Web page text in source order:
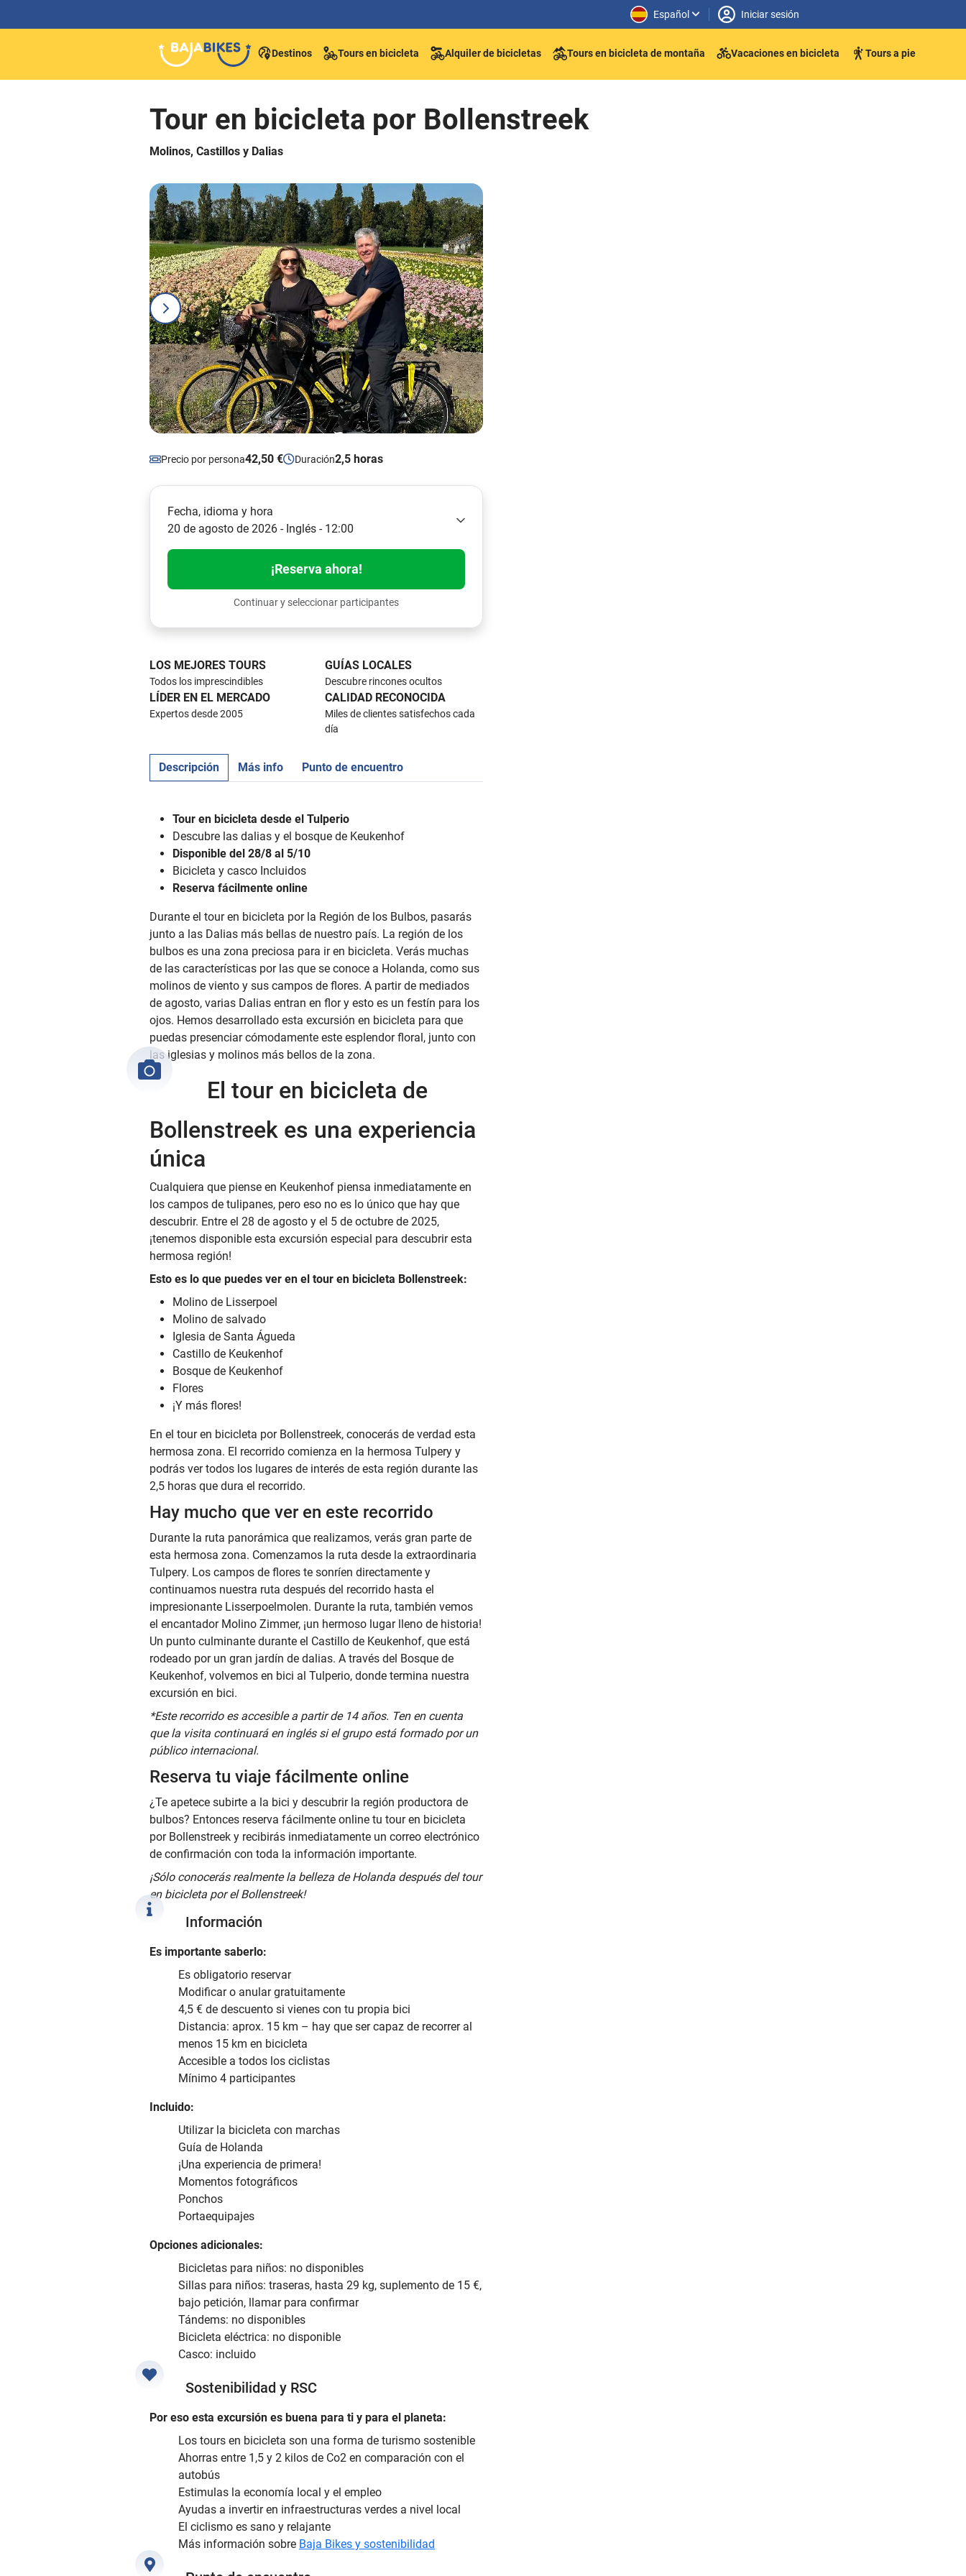
Español Iniciar sesión
Destinos Tours en bicicleta Alquiler de bicicletas Tours en bicicleta de montaña Vacaciones en bicicleta Tours a pie
Tour en bicicleta por Bollenstreek
Molinos, Castillos y Dalias
Precio por persona42,50 € Duración2,5 horas
Fecha, idioma y hora
20 de agosto de 2026 - Inglés - 12:00
¡Reserva ahora!
Continuar y seleccionar participantes
LOS MEJORES TOURS
Todos los imprescindibles
GUÍAS LOCALES
Descubre rincones ocultos
LÍDER EN EL MERCADO
Expertos desde 2005
CALIDAD RECONOCIDA
Miles de clientes satisfechos cada
día
Descripción Más info Punto de encuentro
Tour en bicicleta desde el Tulperio
Descubre las dalias y el bosque de Keukenhof
Disponible del 28/8 al 5/10
Bicicleta y casco Incluidos
Reserva fácilmente online
Durante el tour en bicicleta por la Región de los Bulbos, pasarás
junto a las Dalias más bellas de nuestro país. La región de los
bulbos es una zona preciosa para ir en bicicleta. Verás muchas
de las características por las que se conoce a Holanda, como sus
molinos de viento y sus campos de flores. A partir de mediados
de agosto, varias Dalias entran en flor y esto es un festín para los
ojos. Hemos desarrollado esta excursión en bicicleta para que
puedas presenciar cómodamente este esplendor floral, junto con
las iglesias y molinos más bellos de la zona.
El tour en bicicleta de
Bollenstreek es una experiencia
única
Cualquiera que piense en Keukenhof piensa inmediatamente en
los campos de tulipanes, pero eso no es lo único que hay que
descubrir. Entre el 28 de agosto y el 5 de octubre de 2025,
¡tenemos disponible esta excursión especial para descubrir esta
hermosa región!
Esto es lo que puedes ver en el tour en bicicleta Bollenstreek:
Molino de Lisserpoel
Molino de salvado
Iglesia de Santa Águeda
Castillo de Keukenhof
Bosque de Keukenhof
Flores
¡Y más flores!
En el tour en bicicleta por Bollenstreek, conocerás de verdad esta
hermosa zona. El recorrido comienza en la hermosa Tulpery y
podrás ver todos los lugares de interés de esta región durante las
2,5 horas que dura el recorrido.
Hay mucho que ver en este recorrido
Durante la ruta panorámica que realizamos, verás gran parte de
esta hermosa zona. Comenzamos la ruta desde la extraordinaria
Tulpery. Los campos de flores te sonríen directamente y
continuamos nuestra ruta después del recorrido hasta el
impresionante Lisserpoelmolen. Durante la ruta, también vemos
el encantador Molino Zimmer, ¡un hermoso lugar lleno de historia!
Un punto culminante durante el Castillo de Keukenhof, que está
rodeado por un gran jardín de dalias. A través del Bosque de
Keukenhof, volvemos en bici al Tulperio, donde termina nuestra
excursión en bici.
*Este recorrido es accesible a partir de 14 años. Ten en cuenta
que la visita continuará en inglés si el grupo está formado por un
público internacional.
Reserva tu viaje fácilmente online
¿Te apetece subirte a la bici y descubrir la región productora de
bulbos? Entonces reserva fácilmente online tu tour en bicicleta
por Bollenstreek y recibirás inmediatamente un correo electrónico
de confirmación con toda la información importante.
¡Sólo conocerás realmente la belleza de Holanda después del tour
en bicicleta por el Bollenstreek!
Información
Es importante saberlo:
Es obligatorio reservar
Modificar o anular gratuitamente
4,5 € de descuento si vienes con tu propia bici
Distancia: aprox. 15 km – hay que ser capaz de recorrer al
menos 15 km en bicicleta
Accesible a todos los ciclistas
Mínimo 4 participantes
Incluido:
Utilizar la bicicleta con marchas
Guía de Holanda
¡Una experiencia de primera!
Momentos fotográficos
Ponchos
Portaequipajes
Opciones adicionales:
Bicicletas para niños: no disponibles
Sillas para niños: traseras, hasta 29 kg, suplemento de 15 €,
bajo petición, llamar para confirmar
Tándems: no disponibles
Bicicleta eléctrica: no disponible
Casco: incluido
Sostenibilidad y RSC
Por eso esta excursión es buena para ti y para el planeta:
Los tours en bicicleta son una forma de turismo sostenible
Ahorras entre 1,5 y 2 kilos de Co2 en comparación con el
autobús
Estimulas la economía local y el empleo
Ayudas a invertir en infraestructuras verdes a nivel local
El ciclismo es sano y relajante
Más información sobre Baja Bikes y sostenibilidad